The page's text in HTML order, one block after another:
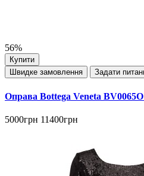
56%
Купити
Швидке замовлення
Задати
Оправа Bottega Veneta
5000грн 11400грн